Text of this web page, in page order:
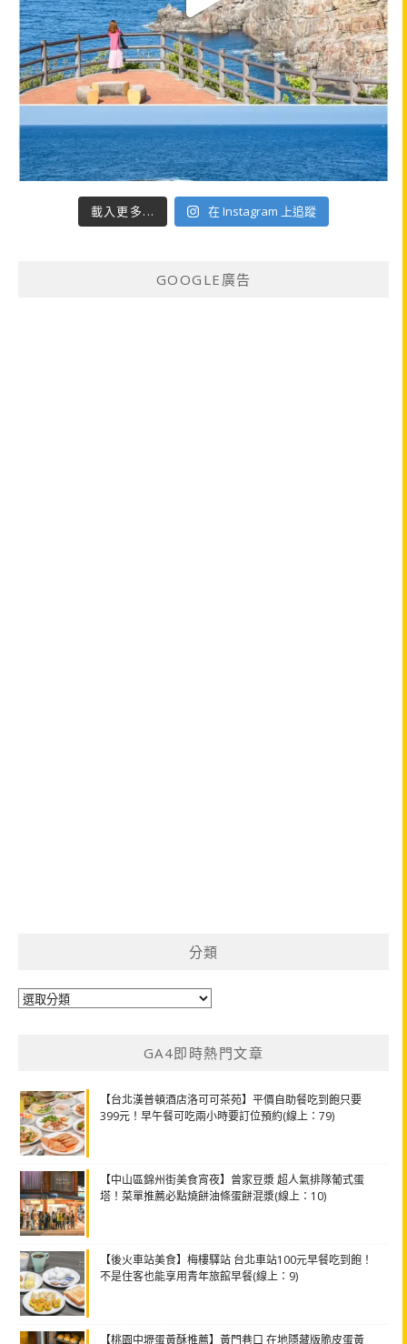
載入更多... 在 Instagram 上追蹤
GOOGLE廣告
分類
分
GA4即時熱門文章
【台北漢普頓酒店洛可可茶苑】平價自助餐吃到飽只要
399元！早午餐可吃兩小時要訂位預約(線上：79)
【中山區錦州街美食宵夜】曾家豆漿 超人氣排隊葡式蛋
塔！菜單推薦必點燒餅油條蛋餅混漿(線上：10)
【後火車站美食】梅樓驛站 台北車站100元早餐吃到飽！
不是住客也能享用青年旅館早餐(線上：9)
【桃園中壢蛋黃酥推薦】黃門巷口 在地隱藏版脆皮蛋黃